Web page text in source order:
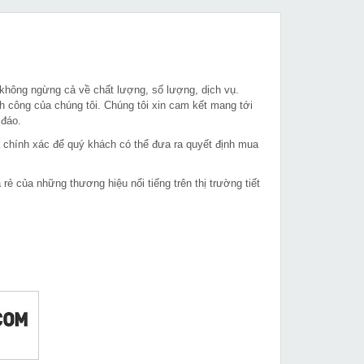
ngừng cả về chất lượng, số lượng, dịch vụ.
của chúng tôi. Chúng tôi xin cam kết mang tới
xác để quý khách có thể đưa ra quyết định mua
của những thương hiệu nổi tiếng trên thị trường tiết